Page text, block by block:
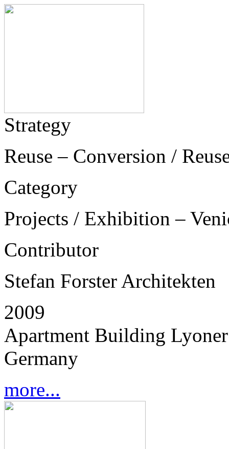
Strategy
Reuse – Conversion /
Category
Projects / Exhibition –
Contributor
Stefan Forster Architekten
2009
Apartment Building
Germany
more...